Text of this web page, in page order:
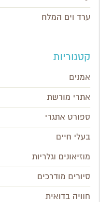
ערד וים המלח
קטגוריות
אמנים
אתרי מורשת
ספורט אתגרי
בעלי חיים
מוזיאונים וגלריות
סיורים מודרכים
חוויה בדואית